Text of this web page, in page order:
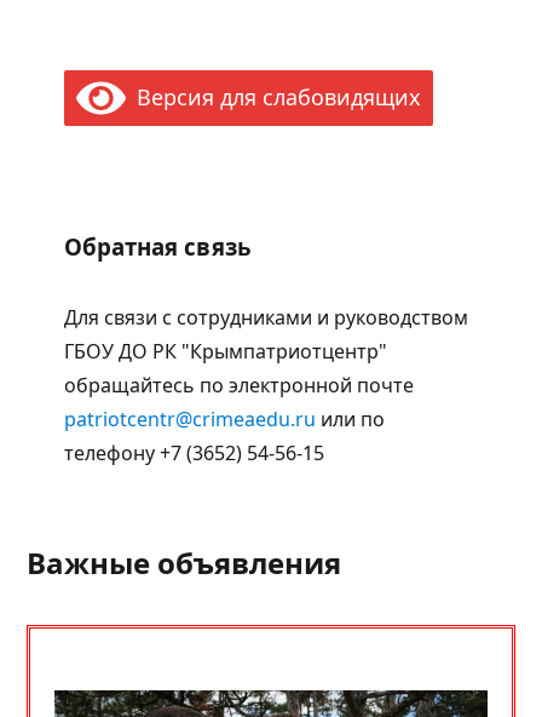
Версия для слабовидящих
Обратная связь
Для связи с сотрудниками и руководством
ГБОУ ДО РК "Крымпатриотцентр"
обращайтесь по электронной почте
patriotcentr@crimeaedu.ru или по
телефону +7 (3652) 54-56-15
Важные объявления